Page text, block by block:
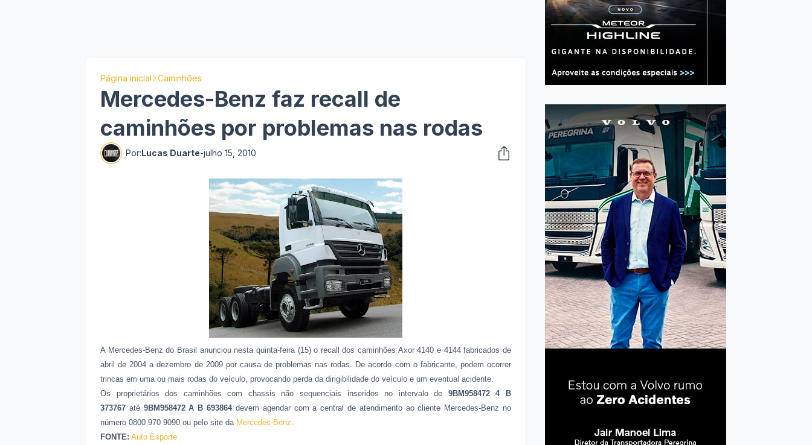
Página inicial Caminhões
Mercedes-Benz faz recall de
caminhões por problemas nas rodas
Por:Lucas Duarte-julho 15, 2010
A Mercedes-Benz do Brasil anunciou nesta quinta-feira (15) o recall dos caminhões Axor 4140 e 4144 fabricados de
abril de 2004 a dezembro de 2009 por causa de problemas nas rodas. De acordo com o fabricante, podem ocorrer
trincas em uma ou mais rodas do veículo, provocando perda da dirigibilidade do veículo e um eventual acidente.
Os proprietários dos caminhões com chassis não sequenciais inseridos no intervalo de 9BM958472 4 B
373767 até 9BM958472 A B 693864devem agendar com a central de atendimento ao cliente Mercedes-Benz no
número 0800 970 9090 ou pelo site da Mercedes-Benz.
FONTE: Auto Esporte